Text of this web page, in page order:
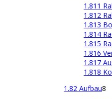
1.811
1.812
1.813
1.814
1.815
1.816
1.817
1.818
1.82 Aufbau8